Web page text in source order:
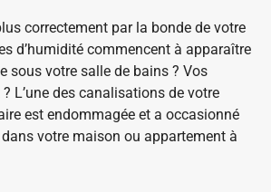
correctement par la bonde de votre
d’humidité commencent à apparaître
sous votre salle de bains ? Vos
L’une des canalisations de votre
est endommagée et a occasionné
votre maison ou appartement à